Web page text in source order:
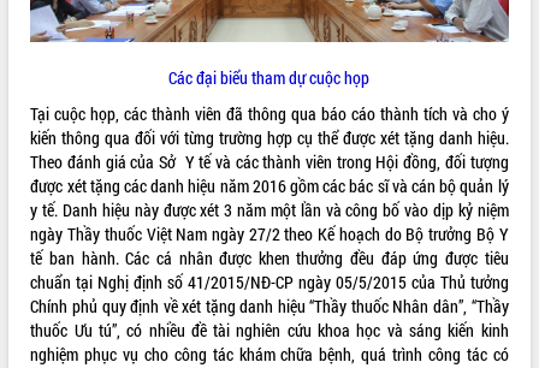
Các đại biểu tham dự cuộc họp
Tại cuộc họp, các thành viên đã thông qua báo cáo thành tích và cho ý
kiến thông qua đối với từng trường hợp cụ thể được xét tặng danh hiệu.
Theo đánh giá của Sở Y tế và các thành viên trong Hội đồng, đối tượng
được xét tặng các danh hiệu năm 2016 gồm các bác sĩ và cán bộ quản lý
y tế. Danh hiệu này được xét 3 năm một lần và công bố vào dịp kỷ niệm
ngày Thầy thuốc Việt Nam ngày 27/2 theo Kế hoạch do Bộ trưởng Bộ Y
tế ban hành. Các cá nhân được khen thưởng đều đáp ứng được tiêu
chuẩn tại Nghị định số 41/2015/NĐ-CP ngày 05/5/2015 của Thủ tưởng
Chính phủ quy định về xét tặng danh hiệu “Thầy thuốc Nhân dân”, “Thầy
thuốc Ưu tú”, có nhiều đề tài nghiên cứu khoa học và sáng kiến kinh
nghiệm phục vụ cho công tác khám chữa bệnh, quá trình công tác có